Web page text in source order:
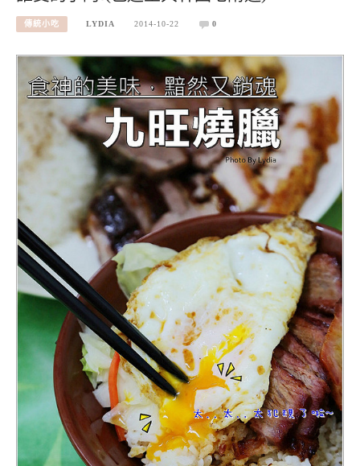
傳統小吃 LYDIA 2014-10-22 0